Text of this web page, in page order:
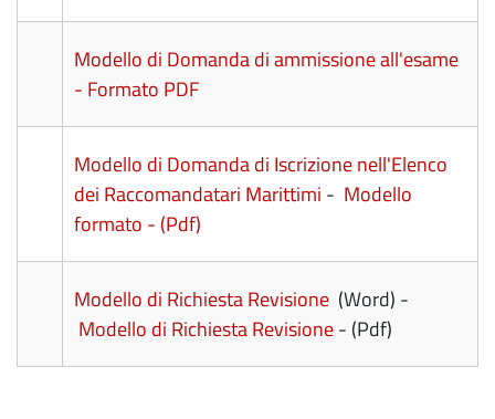
Modello di Domanda di ammissione all'esame
- Formato PDF
Modello di Domanda di Iscrizione nell'Elenco
dei Raccomandatari Marittimi - Modello
formato - (Pdf)
Modello di Richiesta Revisione (Word) -
Modello di Richiesta Revisione- (Pdf)